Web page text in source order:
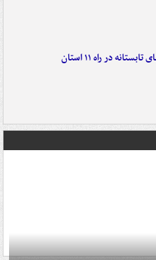
در راه ۱۱ استان